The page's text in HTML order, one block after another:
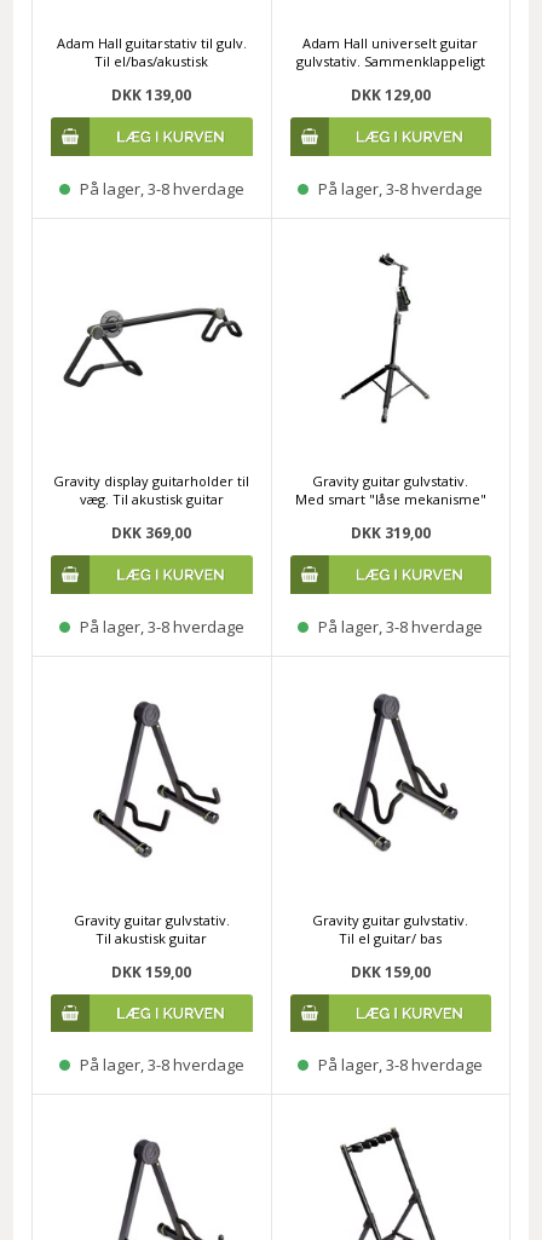
Adam Hall guitarstativ til gulv.
Til el/bas/akustisk
DKK 139,00
På lager, 3-8 hverdage
Adam Hall universelt guitar
gulvstativ. Sammenklappeligt
DKK 129,00
På lager, 3-8 hverdage
Gravity display guitarholder til
væg. Til akustisk guitar
DKK 369,00
På lager, 3-8 hverdage
Gravity guitar gulvstativ.
Med smart "låse mekanisme"
DKK 319,00
På lager, 3-8 hverdage
Gravity guitar gulvstativ.
Til akustisk guitar
DKK 159,00
På lager, 3-8 hverdage
Gravity guitar gulvstativ.
Til el guitar/ bas
DKK 159,00
På lager, 3-8 hverdage